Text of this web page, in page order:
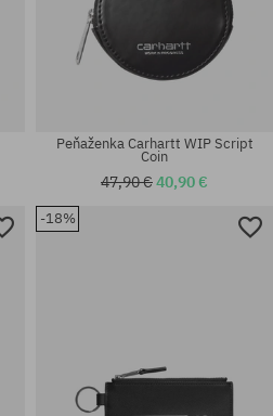
Peňaženka Carhartt WIP Script
Coin
47,90 €40,90 €
-18%